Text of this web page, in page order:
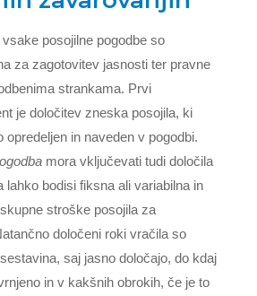
posojilne pogodbe so
za zagotovitev jasnosti ter pravne
strankama. Prvi
je določitev zneska posojila, ki
opredeljen in naveden v pogodbi.
mora vključevati tudi določila
lahko bodisi fiksna ali variabilna in
stroške posojila za
določeni roki vračila so
saj jasno določajo, do kdaj
in v kakšnih obrokih, če je to